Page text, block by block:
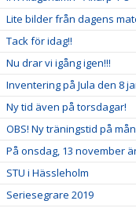
Lite bilder från dagens
Tack för idag!!
Nu drar vi igång igen!!!
Inventering på Jula den 8
Ny tid även på torsdagar!
OBS! Ny träningstid på
På onsdag, 13 november
STU i Hässleholm
Seriesegrare 2019